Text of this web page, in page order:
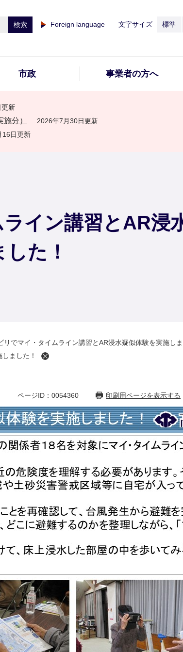
Foreign language 文字サイズ 標準
市政 事業者の方へ
新
分） 2026年7月30日更新
16日更新
イン講習とAR浸
した！
リでマイ・タイムライン講習とAR浸水疑似体験を実施しま
ました！
ページID：0054360 印刷用ページを表示する